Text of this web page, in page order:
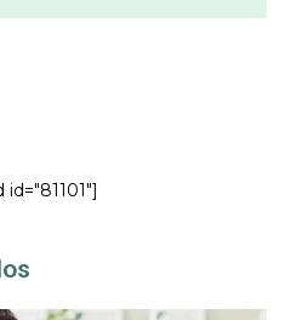
id="81101"]